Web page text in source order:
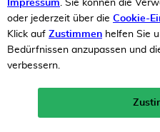
10%
Neukunden-Rabatt
mehr erfahren >
Impressum. Sie können die
oder jederzeit über die Cookie-
Klick auf Zustimmen helfen Sie
Bedürfnissen anzupassen und
verbessern.